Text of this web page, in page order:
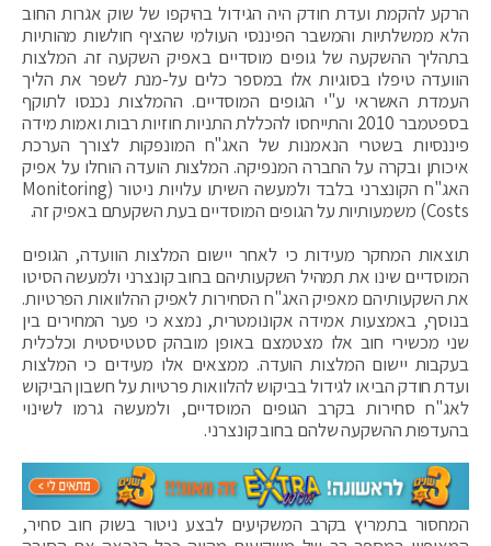
הרקע להקמת ועדת חודק היה הגידול בהיקפו של שוק אגרות החוב
הלא ממשלתיות והמשבר הפיננסי העולמי שהציף חולשות מהותיות
בתהליך ההשקעה של גופים מוסדיים באפיק השקעה זה. המלצות
הוועדה טיפלו בסוגיות אלו במספר כלים על-מנת לשפר את הליך
העמדת האשראי ע"י הגופים המוסדיים. ההמלצות נכנסו לתוקף
בספטמבר 2010 והתייחסו להכללת התניות חוזיות רבות ואמות מידה
פיננסיות בשטרי הנאמנות של האג"ח המונפקות לצורך הערכת
איכותן ובקרה על החברה המנפיקה. המלצות הועדה הוחלו על אפיק
האג"ח הקונצרני בלבד ולמעשה השיתו עלויות ניטור (Monitoring
Costs) משמעותיות על הגופים המוסדיים בעת השקעתם באפיק זה.
תוצאות המחקר מעידות כי לאחר יישום המלצות הוועדה, הגופים
המוסדיים שינו את תמהיל השקעותיהם בחוב קונצרני ולמעשה הסיטו
את השקעותיהם מאפיק האג"ח הסחירות לאפיק ההלוואות הפרטיות.
בנוסף, באמצעות אמידה אקונומטרית, נמצא כי פער המחירים בין
שני מכשירי חוב אלו מצטמצם באופן מובהק סטטיסטית וכלכלית
בעקבות יישום המלצות הועדה. ממצאים אלו מעידים כי המלצות
ועדת חודק הביאו לגידול בביקוש להלוואות פרטיות על חשבון הביקוש
לאג"ח סחירות בקרב הגופים המוסדיים, ולמעשה גרמו לשינוי
בהעדפות ההשקעה שלהם בחוב קונצרני.
המחסור בתמריץ בקרב המשקיעים לבצע ניטור בשוק חוב סחיר,